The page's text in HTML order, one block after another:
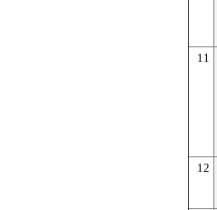
11
12